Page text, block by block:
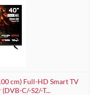
cm) Full-HD Smart TV
C/-S2/-T...